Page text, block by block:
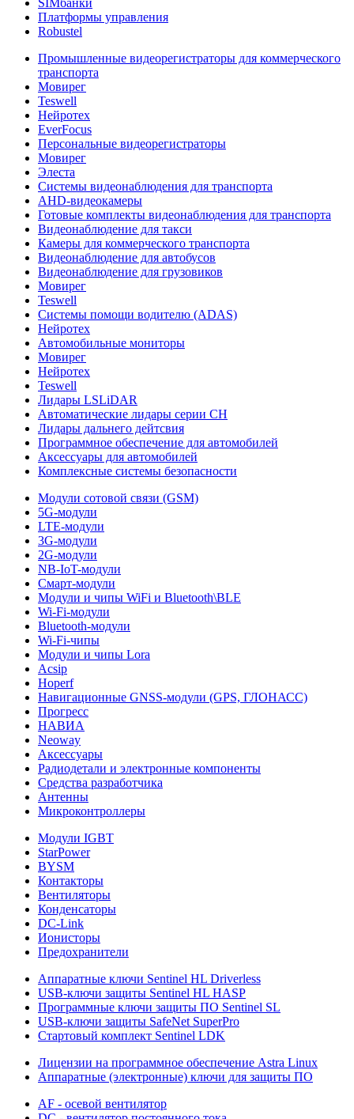
SIMбанки
Платформы управления
Robustel
Промышленные видеорегистраторы для коммерческого
транспорта
Мовирег
Teswell
Нейротех
EverFocus
Персональные видеорегистраторы
Мовирег
Элеста
Системы видеонаблюдения для транспорта
AHD-видеокамеры
Готовые комплекты видеонаблюдения для транспорта
Видеонаблюдение для такси
Камеры для коммерческого транспорта
Видеонаблюдение для автобусов
Видеонаблюдение для грузовиков
Мовирег
Teswell
Системы помощи водителю (ADAS)
Нейротех
Автомобильные мониторы
Мовирег
Нейротех
Teswell
Лидары LSLiDAR
Автоматические лидары серии CH
Лидары дальнего дейтсвия
Программное обеспечение для автомобилей
Аксессуары для автомобилей
Комплексные системы безопасности
Модули сотовой связи (GSM)
5G-модули
LTE-модули
3G-модули
2G-модули
NB-IoT-модули
Смарт-модули
Модули и чипы WiFi и Bluetooth\BLE
Wi-Fi-модули
Bluetooth-модули
Wi-Fi-чипы
Модули и чипы Lora
Acsip
Hoperf
Навигационные GNSS-модули (GPS, ГЛОНАСС)
Прогресс
НАВИА
Neoway
Аксессуары
Радиодетали и электронные компоненты
Средства разработчика
Антенны
Микроконтроллеры
Модули IGBT
StarPower
BYSM
Контакторы
Вентиляторы
Конденсаторы
DC-Link
Ионисторы
Предохранители
Аппаратные ключи Sentinel HL Driverless
USB-ключи защиты Sentinel HL HASP
Программные ключи защиты ПО Sentinel SL
USB-ключи защиты SafeNet SuperPro
Стартовый комплект Sentinel LDK
Лицензии на программное обеспечение Astra Linux
Аппаратные (электронные) ключи для защиты ПО
AF - осевой вентилятор